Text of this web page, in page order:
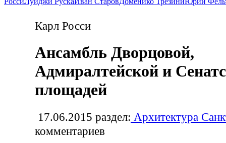
Карл Росси
Ансамбль Дворцовой,
Адмиралтейской и
площадей
17.06.2015 раздел: Архитектура
комментариев